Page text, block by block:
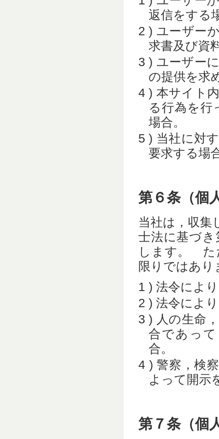
返信をする
ユーザー
求書及び資
ユーザー
の提供を求
本サイト
る行為を行
場合。
当社に対
要求する場
第６条（個
当社は，収集
士法に基づ
します。 た
限りではあり
法令によ
法令によ
人の生命
合であっ
合。
警察，検
よって開示
第７条（個